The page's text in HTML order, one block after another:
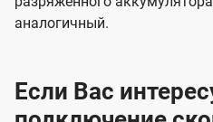
аналогичный.
Если Вас